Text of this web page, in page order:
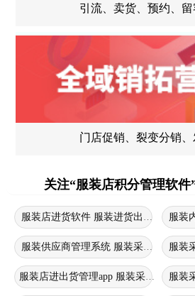
引流、卖货、预约、
门店促销、裂变分销
关注“服装店积分管理软件
服装店进货软件 服装进货出货软件 服
服装
服装供应商管理系统 服装采购订货软
服装
服装店进出货管理app 服装采购管理软
服装